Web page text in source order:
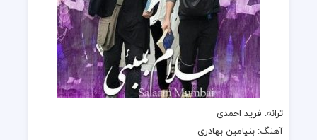
ترانه: فرید احمدی
آهنگ:بنیامین بهادری